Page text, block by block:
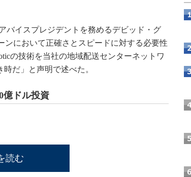
バイスプレジデントを務めるデビッド・グ
ンにおいて正確さとスピードに対する必要性
の技術を当社の地域配送センターネットワ
だ」と声明で述べた。
億ドル投資
読む